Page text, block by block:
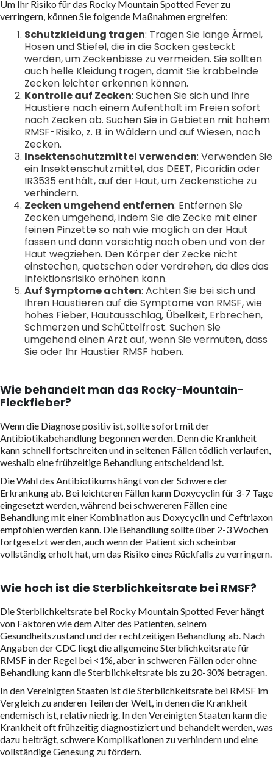
Um Ihr Risiko für das Rocky Mountain Spotted Fever zu
verringern, können Sie folgende Maßnahmen ergreifen:
Schutzkleidung tragen: Tragen Sie lange Ärmel,
Hosen und Stiefel, die in die Socken gesteckt
werden, um Zeckenbisse zu vermeiden. Sie sollten
auch helle Kleidung tragen, damit Sie krabbelnde
Zecken leichter erkennen können.
Kontrolle auf Zecken: Suchen Sie sich und Ihre
Haustiere nach einem Aufenthalt im Freien sofort
nach Zecken ab. Suchen Sie in Gebieten mit hohem
RMSF-Risiko, z. B. in Wäldern und auf Wiesen, nach
Zecken.
Insektenschutzmittel verwenden: Verwenden Sie
ein Insektenschutzmittel, das DEET, Picaridin oder
IR3535 enthält, auf der Haut, um Zeckenstiche zu
verhindern.
Zecken umgehend entfernen: Entfernen Sie
Zecken umgehend, indem Sie die Zecke mit einer
feinen Pinzette so nah wie möglich an der Haut
fassen und dann vorsichtig nach oben und von der
Haut wegziehen. Den Körper der Zecke nicht
einstechen, quetschen oder verdrehen, da dies das
Infektionsrisiko erhöhen kann.
Auf Symptome achten: Achten Sie bei sich und
Ihren Haustieren auf die Symptome von RMSF, wie
hohes Fieber, Hautausschlag, Übelkeit, Erbrechen,
Schmerzen und Schüttelfrost. Suchen Sie
umgehend einen Arzt auf, wenn Sie vermuten, dass
Sie oder Ihr Haustier RMSF haben.
Wie behandelt man das Rocky-Mountain-
Fleckfieber?
Wenn die Diagnose positiv ist, sollte sofort mit der
Antibiotikabehandlung begonnen werden. Denn die Krankheit
kann schnell fortschreiten und in seltenen Fällen tödlich verlaufen,
weshalb eine frühzeitige Behandlung entscheidend ist.
Die Wahl des Antibiotikums hängt von der Schwere der
Erkrankung ab. Bei leichteren Fällen kann Doxycyclin für 3-7 Tage
eingesetzt werden, während bei schwereren Fällen eine
Behandlung mit einer Kombination aus Doxycyclin und Ceftriaxon
empfohlen werden kann. Die Behandlung sollte über 2-3 Wochen
fortgesetzt werden, auch wenn der Patient sich scheinbar
vollständig erholt hat, um das Risiko eines Rückfalls zu verringern.
Wie hoch ist die Sterblichkeitsrate bei RMSF?
Die Sterblichkeitsrate bei Rocky Mountain Spotted Fever hängt
von Faktoren wie dem Alter des Patienten, seinem
Gesundheitszustand und der rechtzeitigen Behandlung ab. Nach
Angaben der CDC liegt die allgemeine Sterblichkeitsrate für
RMSF in der Regel bei <1%, aber in schweren Fällen oder ohne
Behandlung kann die Sterblichkeitsrate bis zu 20-30% betragen.
In den Vereinigten Staaten ist die Sterblichkeitsrate bei RMSF im
Vergleich zu anderen Teilen der Welt, in denen die Krankheit
endemisch ist, relativ niedrig. In den Vereinigten Staaten kann die
Krankheit oft frühzeitig diagnostiziert und behandelt werden, was
dazu beiträgt, schwere Komplikationen zu verhindern und eine
vollständige Genesung zu fördern.